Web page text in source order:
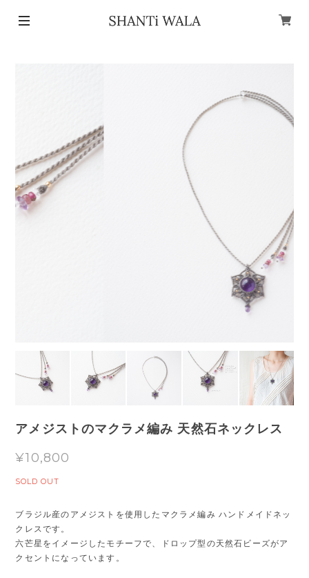
アメジストのマクラメ編み 天然石ネックレス
¥10,800
SOLD OUT
ブラジル産のアメジストを使用したマクラメ編み ハンドメイドネッ
クレスです。
六芒星をイメージしたモチーフで、ドロップ型の天然石ビーズがア
クセントになっています。